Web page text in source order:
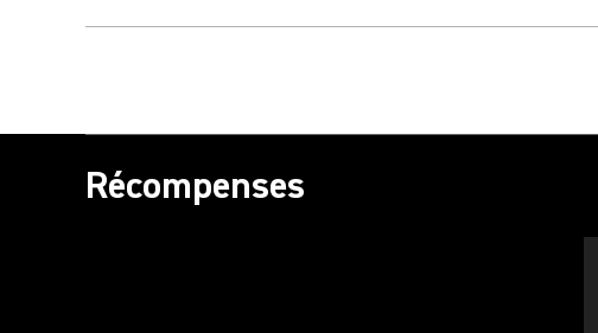
Récompenses